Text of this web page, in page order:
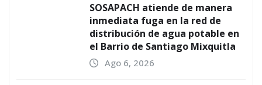
SOSAPACH atiende de manera
inmediata fuga en la red de
distribución de agua potable en
el Barrio de Santiago Mixquitla
Ago 6, 2026